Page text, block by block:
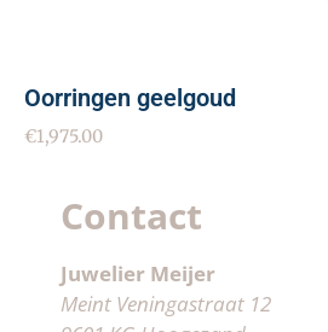
Oorringen geelgoud
€1,975.00
Contact
Juwelier Meijer
Meint Veningastraat 12